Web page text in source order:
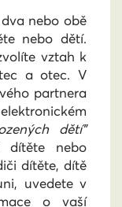
nebo obě
nebo dětí.
vztah k
a otec. V
partnera
dětí”
dítěte nebo
dítěte, dítě
uvedete v
o vaší